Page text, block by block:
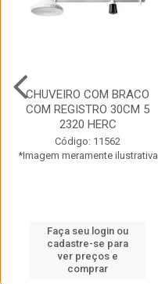
CHUVEIRO COM BRACO
COM REGISTRO 30CM 5
2320 HERC
Código: 11562
*Imagem meramente ilustrativa
Faça seu login ou
cadastre-se para
ver preços e
comprar